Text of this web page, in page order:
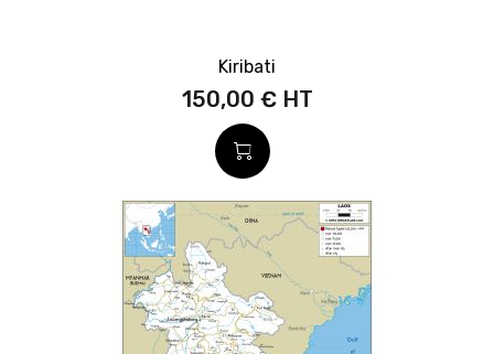
Kiribati
150,00 €